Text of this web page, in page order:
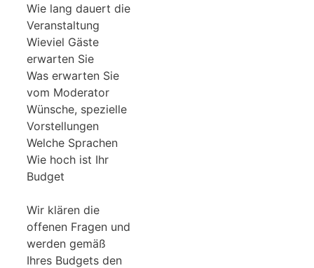
Wie lang dauert die
Veranstaltung
Wieviel Gäste
erwarten Sie
Was erwarten Sie
vom Moderator
Wünsche, spezielle
Vorstellungen
Welche Sprachen
Wie hoch ist Ihr
Budget
Wir klären die
offenen Fragen und
werden gemäß
Ihres Budgets den